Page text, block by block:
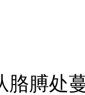
膊处